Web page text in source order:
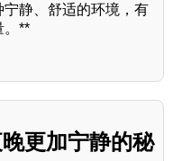
静、舒适的环境，有
。**
更加宁静的秘